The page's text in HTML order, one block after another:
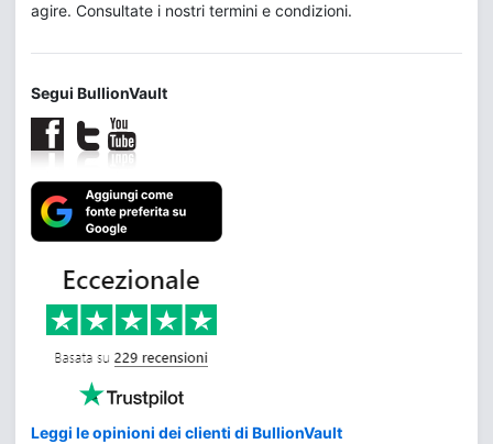
agire. Consultate i nostri termini e condizioni.
Segui BullionVault
Leggi le opinioni dei clienti di BullionVault